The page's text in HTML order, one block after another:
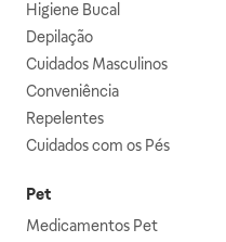
Higiene Bucal
Depilação
Cuidados Masculinos
Conveniência
Repelentes
Cuidados com os Pés
Pet
Medicamentos Pet